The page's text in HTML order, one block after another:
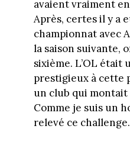
avaient vraiment
Après, certes il y a
championnat avec
la saison suivante,
sixième. L’OL était
prestigieux à cette
un club qui montait
Comme je suis un
relevé ce challenge.